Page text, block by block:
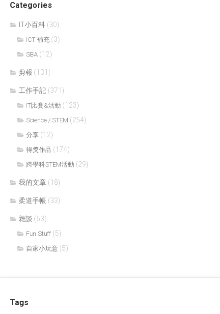
Categories
IT小百科 (30)
ICT 補充 (3)
SBA (12)
剪報 (131)
工作手記 (371)
IT比賽&活動 (123)
Science / STEM (254)
分享 (12)
得獎作品 (174)
跨學科STEM活動 (29)
我的文章 (18)
柔道手帳 (33)
雜談 (63)
Fun Stuff (5)
自家小玩意 (5)
Tags